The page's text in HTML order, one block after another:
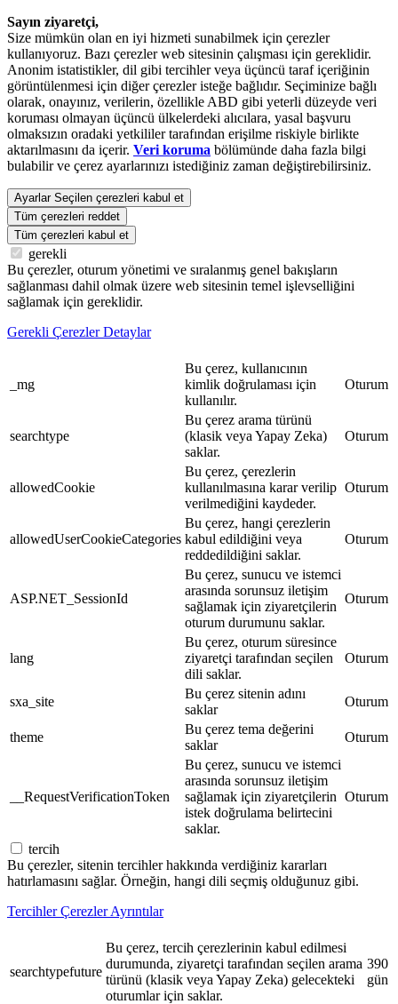
Sayın ziyaretçi,
Size mümkün olan en iyi hizmeti sunabilmek için çerezler
kullanıyoruz. Bazı çerezler web sitesinin çalışması için gereklidir.
Anonim istatistikler, dil gibi tercihler veya üçüncü taraf içeriğinin
görüntülenmesi için diğer çerezler isteğe bağlıdır. Seçiminize bağlı
olarak, onayınız, verilerin, özellikle ABD gibi yeterli düzeyde veri
koruması olmayan üçüncü ülkelerdeki alıcılara, yasal başvuru
olmaksızın oradaki yetkililer tarafından erişilme riskiyle birlikte
aktarılmasını da içerir. Veri koruma bölümünde daha fazla bilgi
bulabilir ve çerez ayarlarınızı istediğiniz zaman değiştirebilirsiniz.
Ayarlar Seçilen çerezleri kabul et
Tüm çerezleri reddet
Tüm çerezleri kabul et
gerekli
Bu çerezler, oturum yönetimi ve sıralanmış genel bakışların
sağlanması dahil olmak üzere web sitesinin temel işlevselliğini
sağlamak için gereklidir.
Gerekli Çerezler Detaylar
_mg
Bu çerez, kullanıcının
kimlik doğrulaması için
kullanılır.
Oturum
searchtype
Bu çerez arama türünü
(klasik veya Yapay Zeka)
saklar.
Oturum
allowedCookie
Bu çerez, çerezlerin
kullanılmasına karar verilip
verilmediğini kaydeder.
Oturum
allowedUserCookieCategories
Bu çerez, hangi çerezlerin
kabul edildiğini veya
reddedildiğini saklar.
Oturum
ASP.NET_SessionId
Bu çerez, sunucu ve istemci
arasında sorunsuz iletişim
sağlamak için ziyaretçilerin
oturum durumunu saklar.
Oturum
lang
Bu çerez, oturum süresince
ziyaretçi tarafından seçilen
dili saklar.
Oturum
sxa_site
Bu çerez sitenin adını
saklar
Oturum
theme
Bu çerez tema değerini
saklar
Oturum
__RequestVerificationToken
Bu çerez, sunucu ve istemci
arasında sorunsuz iletişim
sağlamak için ziyaretçilerin
istek doğrulama belirtecini
saklar.
Oturum
tercih
Bu çerezler, sitenin tercihler hakkında verdiğiniz kararları
hatırlamasını sağlar. Örneğin, hangi dili seçmiş olduğunuz gibi.
Tercihler Çerezler Ayrıntılar
searchtypefuture
Bu çerez, tercih çerezlerinin kabul edilmesi
durumunda, ziyaretçi tarafından seçilen arama
türünü (klasik veya Yapay Zeka) gelecekteki
oturumlar için saklar.
390
gün